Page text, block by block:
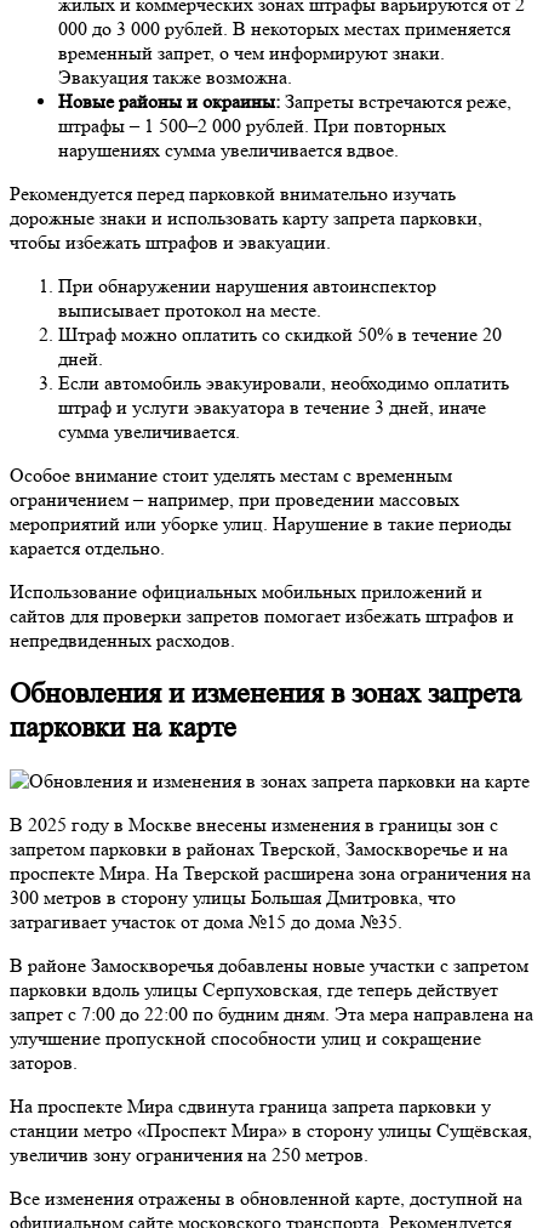
000 до 3 000 рублей. В некоторых местах применяется
временный запрет, о чем информируют знаки.
Эвакуация также возможна.
Новые районы и окраины: Запреты встречаются реже,
штрафы – 1 500–2 000 рублей. При повторных
нарушениях сумма увеличивается вдвое.
Рекомендуется перед парковкой внимательно изучать
дорожные знаки и использовать карту запрета парковки,
чтобы избежать штрафов и эвакуации.
При обнаружении нарушения автоинспектор
выписывает протокол на месте.
Штраф можно оплатить со скидкой 50% в течение 20
дней.
Если автомобиль эвакуировали, необходимо оплатить
штраф и услуги эвакуатора в течение 3 дней, иначе
сумма увеличивается.
Особое внимание стоит уделять местам с временным
ограничением – например, при проведении массовых
мероприятий или уборке улиц. Нарушение в такие периоды
карается отдельно.
Использование официальных мобильных приложений и
сайтов для проверки запретов помогает избежать штрафов и
непредвиденных расходов.
Обновления и изменения в зонах запрета
парковки на карте
В 2025 году в Москве внесены изменения в границы зон с
запретом парковки в районах Тверской, Замоскворечье и на
проспекте Мира. На Тверской расширена зона ограничения на
300 метров в сторону улицы Большая Дмитровка, что
затрагивает участок от дома №15 до дома №35.
В районе Замоскворечья добавлены новые участки с запретом
парковки вдоль улицы Серпуховская, где теперь действует
запрет с 7:00 до 22:00 по будним дням. Эта мера направлена на
улучшение пропускной способности улиц и сокращение
заторов.
На проспекте Мира сдвинута граница запрета парковки у
станции метро «Проспект Мира» в сторону улицы Сущёвская,
увеличив зону ограничения на 250 метров.
Все изменения отражены в обновленной карте, доступной на
официальном сайте московского транспорта. Рекомендуется